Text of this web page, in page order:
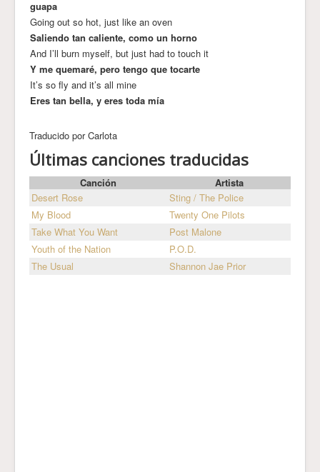
guapa
Going out so hot, just like an oven
Saliendo tan caliente, como un horno
And I’ll burn myself, but just had to touch it
Y me quemaré, pero tengo que tocarte
It’s so fly and it’s all mine
Eres tan bella, y eres toda mía
Traducido por Carlota
Últimas canciones traducidas
Canción
Artista
Desert Rose
Sting / The Police
My Blood
Twenty One Pilots
Take What You Want
Post Malone
Youth of the Nation
P.O.D.
The Usual
Shannon Jae Prior